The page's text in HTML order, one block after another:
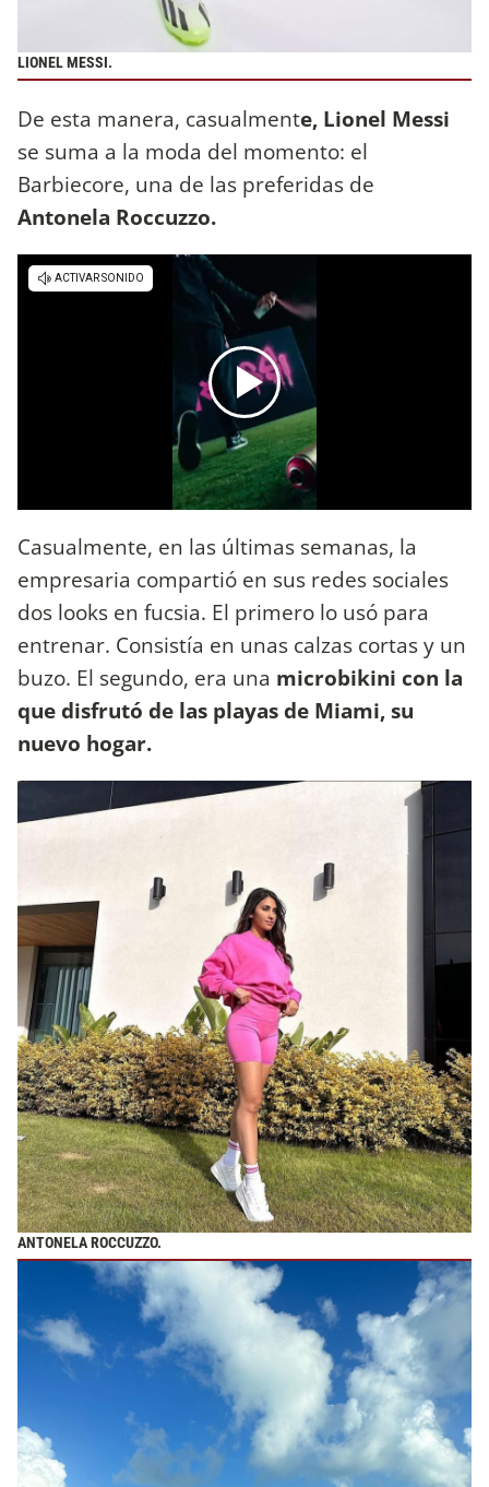
LIONEL MESSI.
De esta manera, casualmente, Lionel Messi
se suma a la moda del momento: el
Barbiecore, una de las preferidas de
Antonela Roccuzzo.
Casualmente, en las últimas semanas, la
empresaria compartió en sus redes sociales
dos looks en fucsia. El primero lo usó para
entrenar. Consistía en unas calzas cortas y un
buzo. El segundo, era una microbikini con la
que disfrutó de las playas de Miami, su
nuevo hogar.
ANTONELA ROCCUZZO.